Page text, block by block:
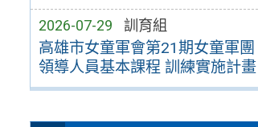
2026-07-29 訓育組
高雄市女童軍會第21期女童軍團
領導人員基本課程 訓練實施計畫